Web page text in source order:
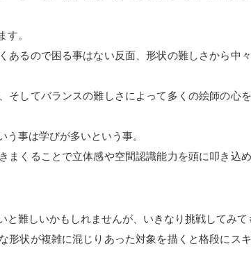
す。
あるので困る事はない反面、形状の難しさから中
そしてバランスの難しさによって多くの絵師の心
う事は学びが多いという事。
まくることで立体感や空間認識能力を頭に叩き込
と難しいかもしれませんが、いきなり挑戦してみて
形状が複雑に混じりあった対象を描くと格段にス